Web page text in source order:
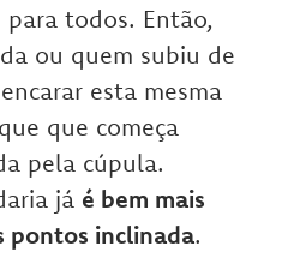
para todos. Então,
ou quem subiu de
esta mesma
que começa
pela cúpula.
já é bem mais
pontos inclinada.